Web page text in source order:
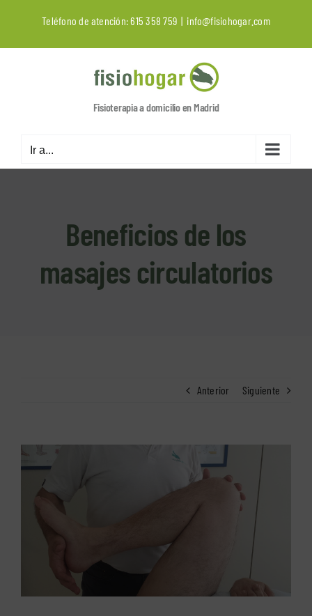
contenido
Teléfono de atención:615 358 759 | info@fisiohogar.com
Fisioterapia a domicilio en Madrid
Ir a...
Beneficios de los
masajes circulatorios
Anterior Siguiente
Ver
imagen